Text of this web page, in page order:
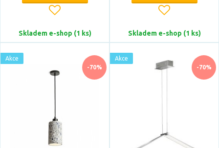
ARTEMIDE
CENTURY
Deko-Light
Zobrazit více
Skladem e-shop (1 ks) Skladem e-shop (1 ks)
-70%
Akce
-70%
Akce